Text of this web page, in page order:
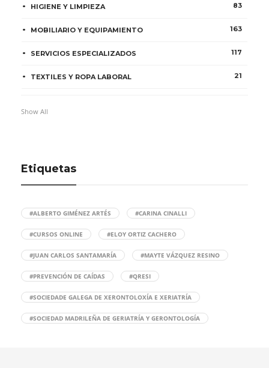
HIGIENE Y LIMPIEZA 83
MOBILIARIO Y EQUIPAMIENTO 163
SERVICIOS ESPECIALIZADOS 117
TEXTILES Y ROPA LABORAL 21
Show All
Etiquetas
#ALBERTO GIMÉNEZ ARTÉS #CARINA CINALLI
#CURSOS ONLINE #ELOY ORTIZ CACHERO
#JUAN CARLOS SANTAMARÍA #MAYTE VÁZQUEZ RESINO
#PREVENCIÓN DE CAÍDAS #QRESI
#SOCIEDADE GALEGA DE XERONTOLOXÍA E XERIATRÍA
#SOCIEDAD MADRILEÑA DE GERIATRÍA Y GERONTOLOGÍA